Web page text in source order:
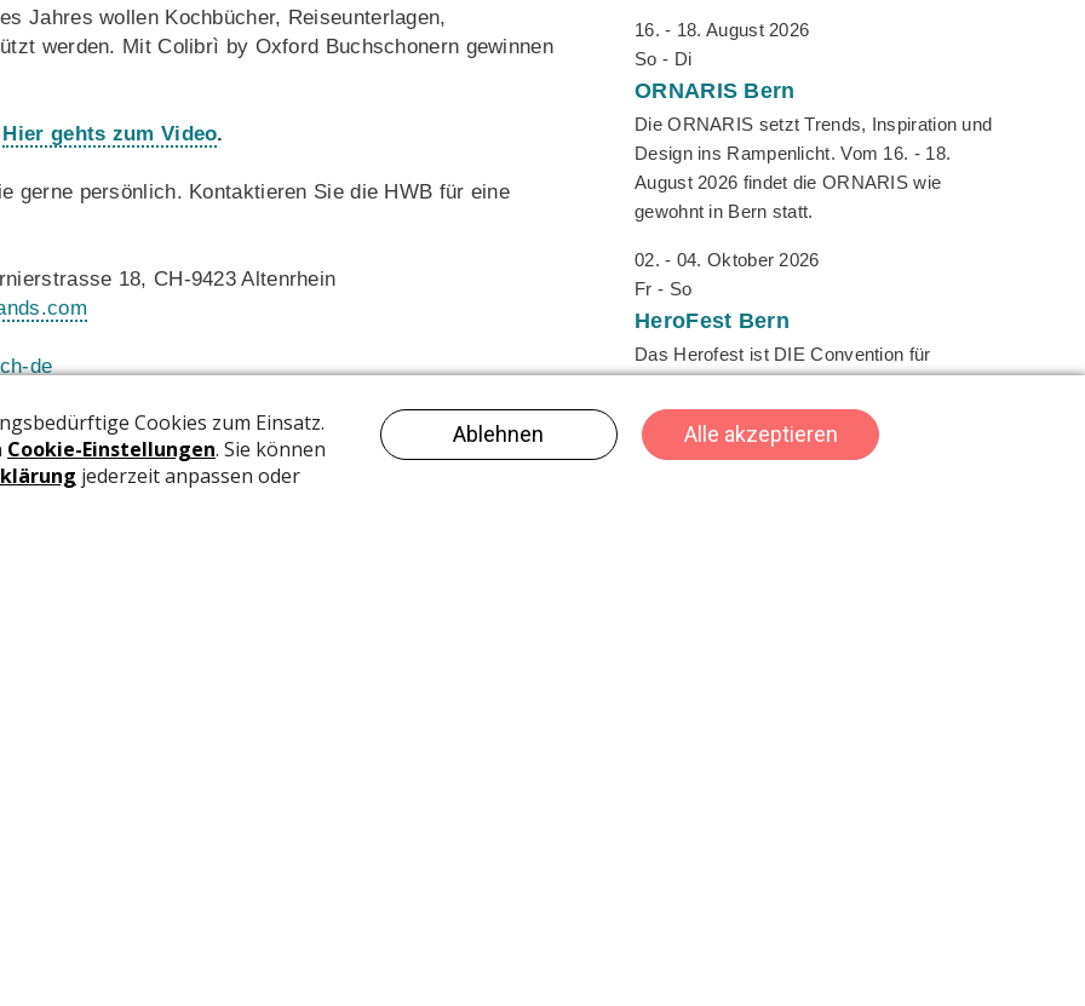
Jahres wollen Kochbücher, Reiseunterlagen,
werden. Mit Colibrì by Oxford Buchschonern gewinnen
Hier gehts zum Video.
gerne persönlich. Kontaktieren Sie die HWB für eine
18, CH-9423 Altenrhein
de
16. - 18. August 2026
So - Di
ORNARIS Bern
Die ORNARIS setzt Trends, Inspiration und
Design ins Rampenlicht. Vom 16. - 18.
August 2026 findet die ORNARIS wie
gewohnt in Bern statt.
02. - 04. Oktober 2026
Fr - So
HeroFest Bern
Das Herofest ist DIE Convention für
Schweiz - der Hotspot für alle, die digitale
und fantastische Welten lieben. Mit einer